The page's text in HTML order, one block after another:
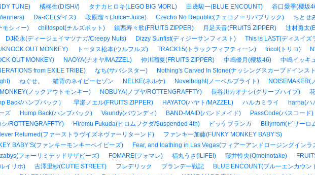
TUNE)
橘柊生(DISH//) タナカヒロキ(LEGO BIG MORL) 田邊駿一(BLUE ENCOUNT) 谷口愛季(櫻坂
Da-iCE(ダイス) 段原瑠々(Juice=Juice) Czecho No Republic(チェコノーリパブリック)
ちとせ
シィー)
chilldspot(チルズポット) 鎮西寿々歌(FRUITS ZIPPER) 月足天音(FRUITS ZIPPER) 辻村勇太
DJ松永(ディージェイマツナガ/Creepy Nuts) Dizzy Sunfist(ディジーサンフィスト) This is LAST(ディスイズ
OUT MONKEY)
トータス松本(ウルフルズ) TRACK15(トラックフィフティーン) tricot(トリコ)
OUT MONKEY)
NAOYA(ナオヤ/MAZZEL) 仲川瑠夏(FRUITS ZIPPER) 中嶋優月(櫻坂46)
中嶋イッキ
from EXILE TRIBE)
なち(サバシスター) Nothing's Carved In Stone(ナッシングスカーブドインス
ねぐせ。 猫背のネイビーセゾン NELKE(ネルケ) Novelbright(ノーベルブライト)
NOISEMAKER(
ノックアウトモンキー)
NOBUYA(ノブヤ/ROTTENGRAFFTY) 長谷川カオナシ(クリープハイプ)
Back/ハンプバック）
早瀬ノエル(FRUITS ZIPPER) HAYATO(ハヤト/MAZZEL) ハルカミライ harha(ハ
ズ
Hump Back(ハンプバック) Vaundy(バウンディ) BAND-MAID(バンドメイド) PassCode(パスコード)
/ROTTENGRAFFTY)
Hiromu Fukuda(ヒロムフクダ/Suspended 4th) ビッケブランカ
Billyrrom(ビリーロ
Returned(ファーストラヴイズネヴァーリターンド)
ファンキー加藤(FUNKY MONKEY BΛBY’S)
BΛBY’S(ファンキーモンキーベイビーズ)
Fear, and loathing in Las Vegas(フィアーアンドロージングインラ
フォーリミテッドサザビーズ)
FOMARE(フォマレ) 福丸うさ(iLiFE!) 藤井怜央(Omoinotake)
イリホ)
古澤里紗(CUTIE STREET) フレデリック ブランデー戦記 BLUE ENCOUNT(ブルーエンカウン